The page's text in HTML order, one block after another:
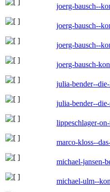
joerg-bausch--
joerg-bausch--
joerg-bausch--
joerg-bausch-
julia-bender--
julia-bender--
lippeschlager-
marco-kloss--
michael-jansen-
michael-ulm--